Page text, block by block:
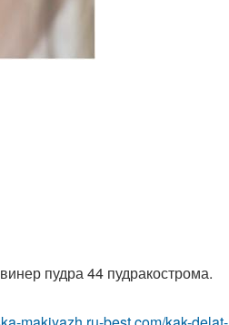
пудра 44 пудракострома.